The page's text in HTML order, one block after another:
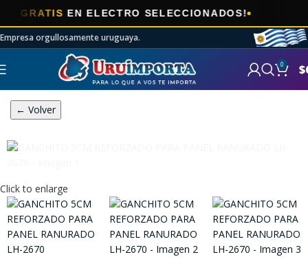
EN ELECTRO SELECCIONADOS!
Empresa orgullosamente uruguaya.
0 $
← Volver
Click to enlarge